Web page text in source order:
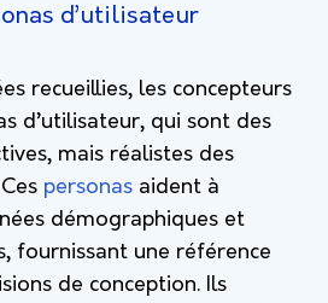
d’utilisateur
recueillies, les concepteurs
d’utilisateur, qui sont des
mais réalistes des
personas aident à
démographiques et
fournissant une référence
de conception. Ils